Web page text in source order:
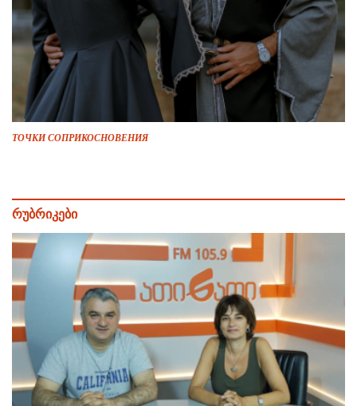
ТОЧКИ СОПРИКОСНОВЕНИЯ
რუბრიკები